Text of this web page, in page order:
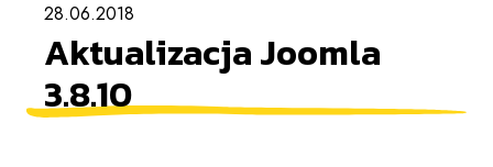
KONTAKT
28.06.2018
Aktualizacja Joomla
3.8.10